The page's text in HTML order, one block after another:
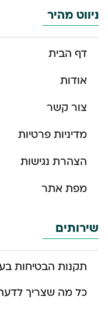
ניווט מהיר
דף הבית
אודות
צור קשר
מדיניות פרטיות
הצהרת נגישות
מפת אתר
שירותים
תקנות הבטיחות
כל מה שצריך